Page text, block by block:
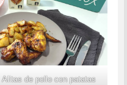
Alitas de pollo con patatas